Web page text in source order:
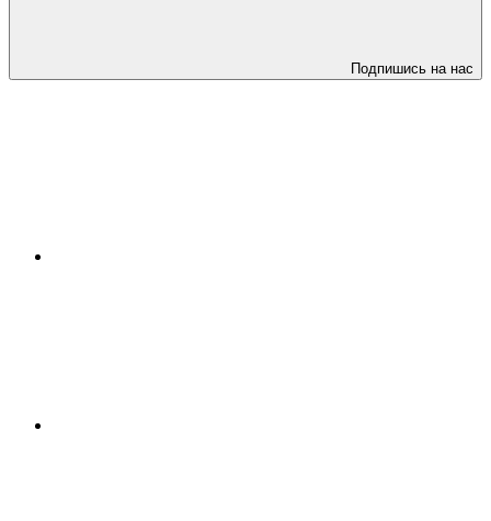
Подпишись на нас